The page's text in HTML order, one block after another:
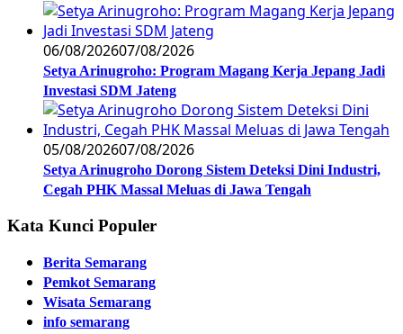
06/08/202607/08/2026
Setya Arinugroho: Program Magang Kerja Jepang Jadi
Investasi SDM Jateng
05/08/202607/08/2026
Setya Arinugroho Dorong Sistem Deteksi Dini Industri,
Cegah PHK Massal Meluas di Jawa Tengah
Kata Kunci Populer
Berita Semarang
Pemkot Semarang
Wisata Semarang
info semarang